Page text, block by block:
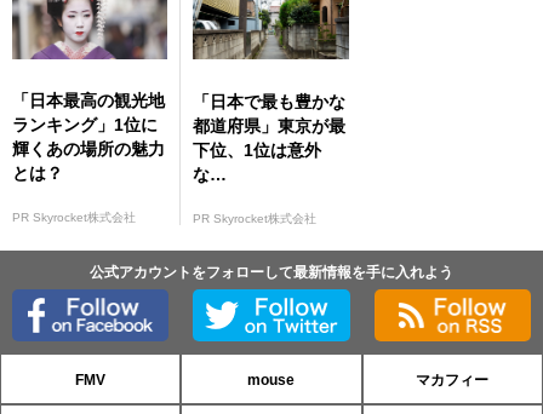
「日本最高の観光地
ランキング」1位に
輝くあの場所の魅力
とは？
PR Skyrocket株式会社
「日本で最も豊かな
都道府県」東京が最
下位、1位は意外
な…
PR Skyrocket株式会社
公式アカウントをフォローして最新情報を手に入れよう
FMV mouse マカフィー